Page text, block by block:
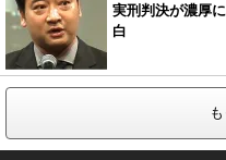
実刑判決が濃厚
白